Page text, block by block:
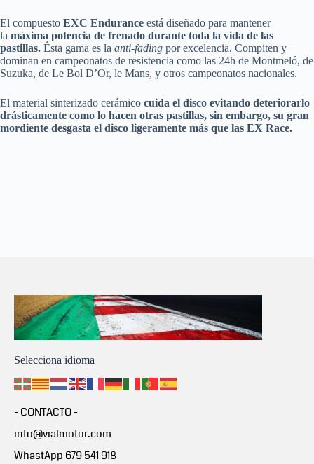
El compuesto EXC Endurance está diseñado para mantener
la máxima potencia de frenado durante toda la vida de las
pastillas. Ésta gama es la anti-fading por excelencia. Compiten y
dominan en campeonatos de resistencia como las 24h de Montmeló, de
Suzuka, de Le Bol D’Or, le Mans, y otros campeonatos nacionales.
El material sinterizado cerámico cuida el disco evitando deteriorarlo
drásticamente como lo hacen otras pastillas, sin embargo, su gran
mordiente desgasta el disco ligeramente más que las EX Race.
Selecciona idioma
- CONTACTO -
info@vialmotor.com
WhastApp 679 541 918